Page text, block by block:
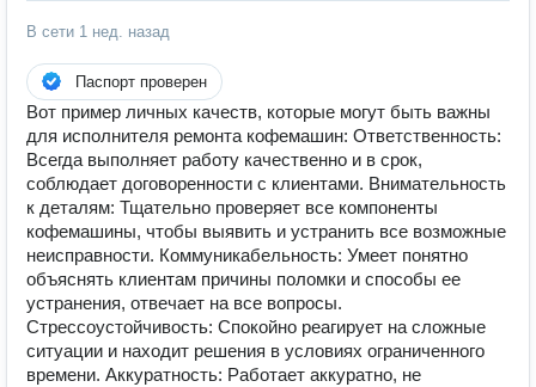
В сети 1 нед. назад
Паспорт проверен
Вот пример личных качеств, которые могут быть важны
для исполнителя ремонта кофемашин: Ответственность:
Всегда выполняет работу качественно и в срок,
соблюдает договоренности с клиентами. Внимательность
к деталям: Тщательно проверяет все компоненты
кофемашины, чтобы выявить и устранить все возможные
неисправности. Коммуникабельность: Умеет понятно
объяснять клиентам причины поломки и способы ее
устранения, отвечает на все вопросы.
Стрессоустойчивость: Спокойно реагирует на сложные
ситуации и находит решения в условиях ограниченного
времени. Аккуратность: Работает аккуратно, не